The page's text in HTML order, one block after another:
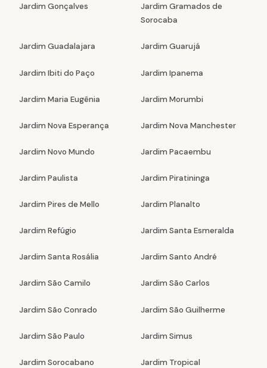
Jardim Gonçalves
Jardim Gramados de
Sorocaba
Jardim Guadalajara Jardim Guarujá
Jardim Ibiti do Paço Jardim Ipanema
Jardim Maria Eugênia Jardim Morumbi
Jardim Nova Esperança Jardim Nova Manchester
Jardim Novo Mundo Jardim Pacaembu
Jardim Paulista Jardim Piratininga
Jardim Pires de Mello Jardim Planalto
Jardim Refúgio Jardim Santa Esmeralda
Jardim Santa Rosália Jardim Santo André
Jardim São Camilo Jardim São Carlos
Jardim São Conrado Jardim São Guilherme
Jardim São Paulo Jardim Simus
Jardim Sorocabano Jardim Tropical